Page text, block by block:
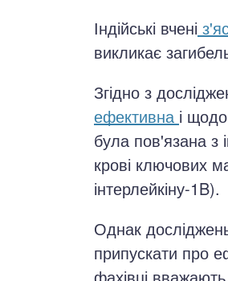
Індійські вчені
викликає
Згідно з
ефективна і
була пов'язана з
крові ключових
інтерлейкіну-1B).
Однак
припускати про